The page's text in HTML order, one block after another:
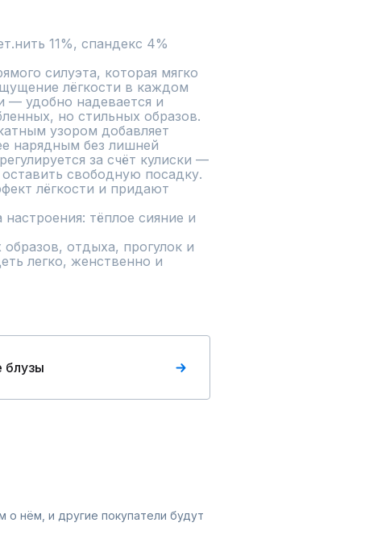
11%, спандекс 4%
силуэта, которая мягко
лёгкости в каждом
— удобно надевается и
но стильных образов.
узором добавляет
нарядным без лишней
за счёт кулиски —
свободную посадку.
лёгкости и придают
тёплое сияние и
отдыха, прогулок и
легко, женственно и
блузы
о нём, и другие покупатели будут